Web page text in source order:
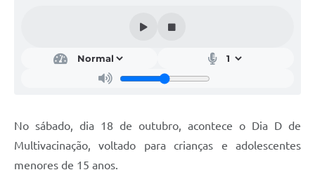
Projetos
No sábado, dia 18 de outubro, acontece o Dia D de
Multivacinação, voltado para crianças e adolescentes
menores de 15 anos.